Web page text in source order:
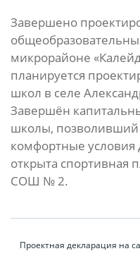
Завершено
микрорайоне
планируется
школ в селе
Завершён
школы, позволивший
комфортные условия
открыта спортивная
СОШ № 2.
Проектная декларация на